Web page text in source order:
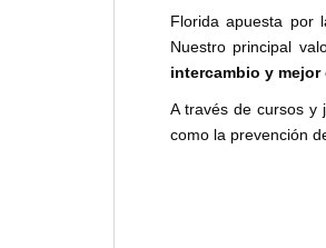
Florida apuesta por
Nuestro principal
intercambio y
A través de cursos y
como la prevención